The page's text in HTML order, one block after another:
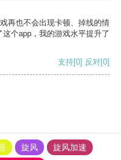
再也不会出现卡顿、掉线的情
个app，我的游戏水平提升了
支持[0] 反对[0]
旋风
旋风加速